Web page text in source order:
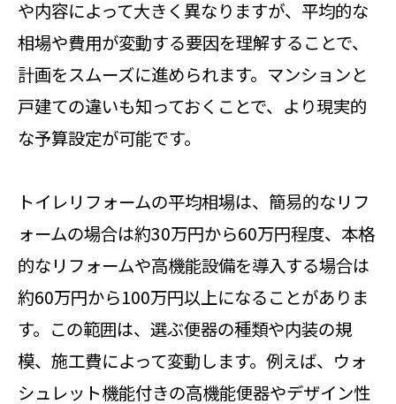
や内容によって大きく異なりますが、平均的な
相場や費用が変動する要因を理解することで、
計画をスムーズに進められます。マンションと
戸建ての違いも知っておくことで、より現実的
な予算設定が可能です。
トイレリフォームの平均相場は、簡易的なリフ
ォームの場合は約30万円から60万円程度、本格
的なリフォームや高機能設備を導入する場合は
約60万円から100万円以上になることがありま
す。この範囲は、選ぶ便器の種類や内装の規
模、施工費によって変動します。例えば、ウォ
シュレット機能付きの高機能便器やデザイン性